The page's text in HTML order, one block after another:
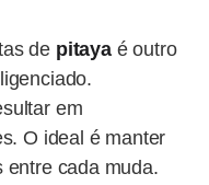
de pitayaé outro
em
O ideal é manter
entre cada muda.